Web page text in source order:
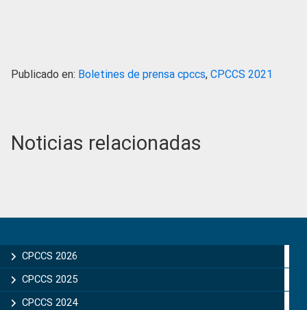
Publicado en: Boletines de prensa cpccs, CPCCS 2021
Noticias relacionadas
Sidebar
CPCCS 2026
CPCCS 2025
CPCCS 2024